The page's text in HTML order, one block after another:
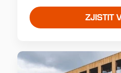
Nejvíce je ohroženo
ZJISTIT